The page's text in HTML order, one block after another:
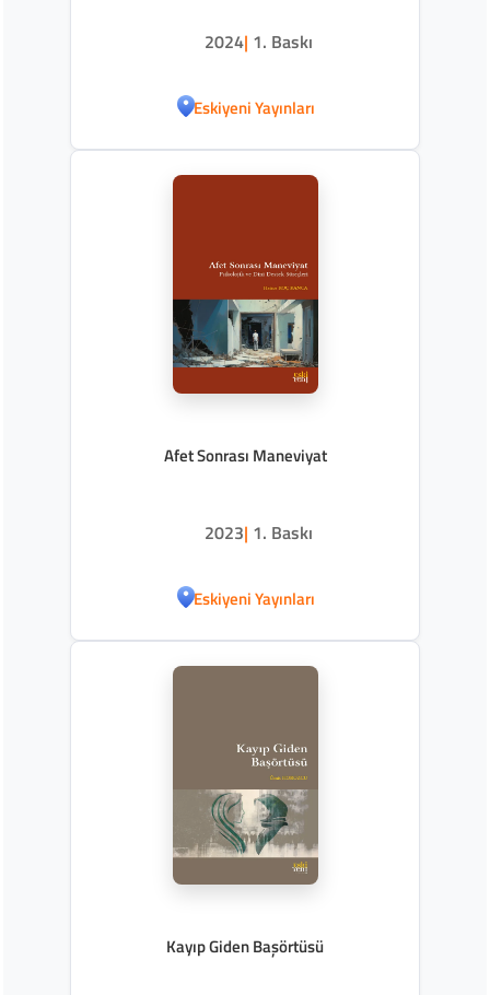
2024| 1. Baskı
Eskiyeni Yayınları
Afet Sonrası Maneviyat
2023| 1. Baskı
Eskiyeni Yayınları
Kayıp Giden Başörtüsü